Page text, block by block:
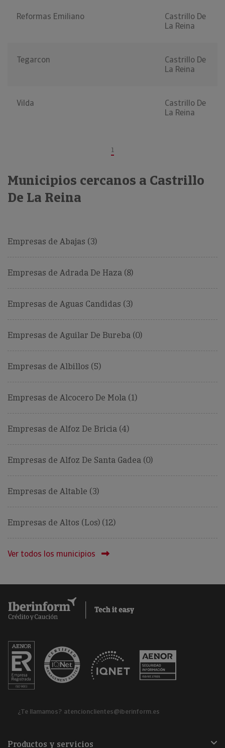
Reformas Emiliano
Castrillo De
La Reina
Tegarcon
Castrillo De
La Reina
Vilda
Castrillo De
La Reina
1
Municipios cercanos a Castrillo
De La Reina
Empresas de Abajas (3)
Empresas de Adrada De Haza (8)
Empresas de Aguas Candidas (3)
Empresas de Aguilar De Bureba (0)
Empresas de Albillos (5)
Empresas de Alcocero De Mola (1)
Empresas de Alfoz De Bricia (4)
Empresas de Alfoz De Santa Gadea (0)
Empresas de Altable (3)
Empresas de Altos (Los) (12)
Ver todos los municipios
¿Te llamamos? atencionclientes@iberinform.es
Productos y servicios